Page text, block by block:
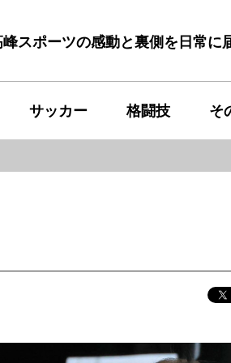
スポーツの感動と裏側を日常に
サッカー 格闘技 そ